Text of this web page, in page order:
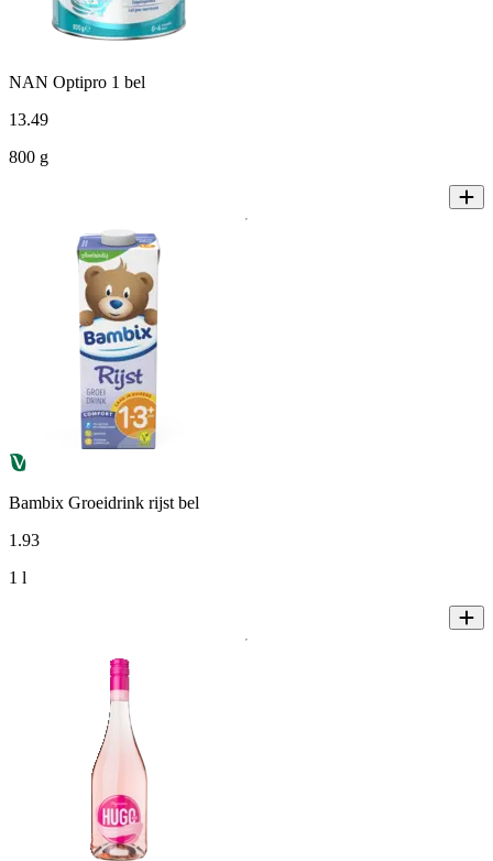
NAN Optipro 1 bel
13.49
800 g
Bambix Groeidrink rijst bel
1 .93
1 l